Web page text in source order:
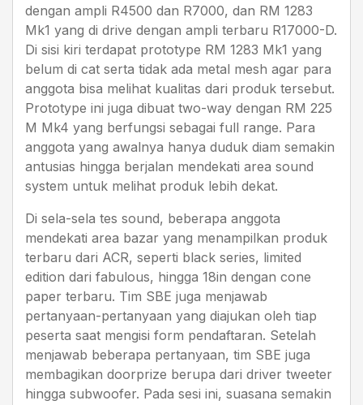
dengan ampli R4500 dan R7000, dan RM 1283
Mk1 yang di drive dengan ampli terbaru R17000-D.
Di sisi kiri terdapat prototype RM 1283 Mk1 yang
belum di cat serta tidak ada metal mesh agar para
anggota bisa melihat kualitas dari produk tersebut.
Prototype ini juga dibuat two-way dengan RM 225
M Mk4 yang berfungsi sebagai full range. Para
anggota yang awalnya hanya duduk diam semakin
antusias hingga berjalan mendekati area sound
system untuk melihat produk lebih dekat.
Di sela-sela tes sound, beberapa anggota
mendekati area bazar yang menampilkan produk
terbaru dari ACR, seperti black series, limited
edition dari fabulous, hingga 18in dengan cone
paper terbaru. Tim SBE juga menjawab
pertanyaan-pertanyaan yang diajukan oleh tiap
peserta saat mengisi form pendaftaran. Setelah
menjawab beberapa pertanyaan, tim SBE juga
membagikan doorprize berupa dari driver tweeter
hingga subwoofer. Pada sesi ini, suasana semakin